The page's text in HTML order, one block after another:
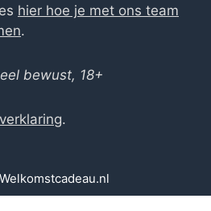
hier hoe je met ons team
.
bewust, 18+
.